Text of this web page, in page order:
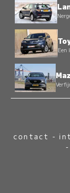
Een
contact -
-